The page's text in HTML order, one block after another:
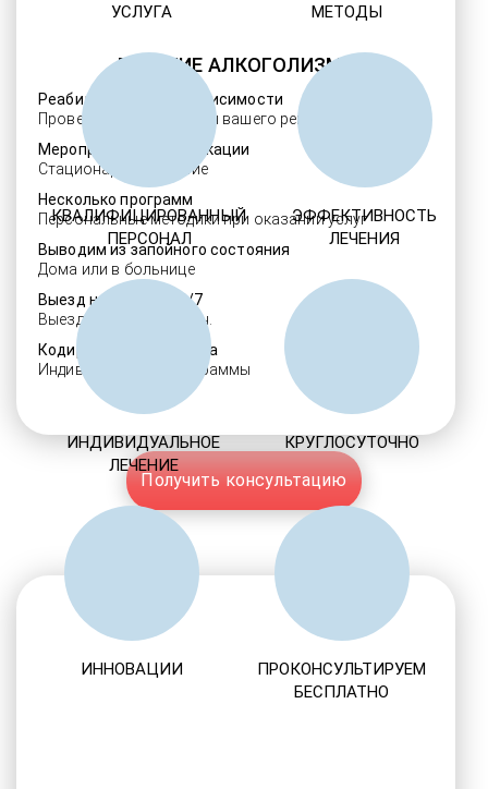
ЛЕЧЕНИЕ АЛКОГОЛИЗМА
Реабилитация алкозависимости
Проверенные ребцентры вашего региона
Мероприятия детоксикации
Стационарное лечение
Несколько программ
Персональные методики при оказании услуг
Выводим из запойного состояния
Дома или в больнице
Выезд нарколога 24/7
Выезд в течение 30 мин.
Кодировка алкоголизма
Индивидуальные программы
Получить консультацию
УСЛУГА
МЕТОДЫ
КВАЛИФИЦИРОВАННЫЙ
ПЕРСОНАЛ
ЭФФЕКТИВНОСТЬ
ЛЕЧЕНИЯ
ИНДИВИДУАЛЬНОЕ
ЛЕЧЕНИЕ
КРУГЛОСУТОЧНО
ИННОВАЦИИ
ПРОКОНСУЛЬТИРУЕМ
БЕСПЛАТНО